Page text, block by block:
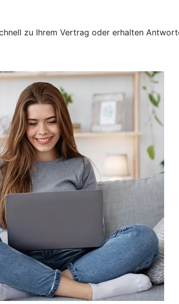
zu Ihrem Vertrag oder erhalten